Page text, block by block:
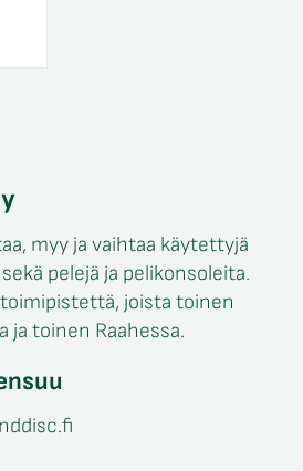
myy ja vaihtaa käytettyjä
pelejä ja pelikonsoleita.
joista toinen
ja toinen Raahessa.